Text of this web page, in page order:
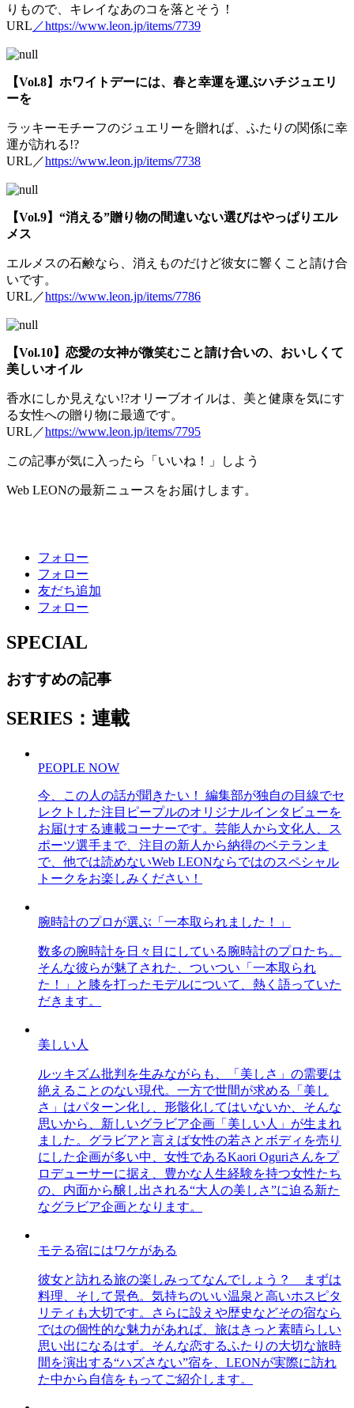
りもので、キレイなあのコを落とそう！
URL ／https://www.leon.jp/items/7739
【Vol.8】ホワイトデーには、春と幸運を運ぶハチジュエリ
ーを
ラッキーモチーフのジュエリーを贈れば、ふたりの関係に幸
運が訪れる!?
URL／https://www.leon.jp/items/7738
【Vol.9】“消える”贈り物の間違いない選びはやっぱりエル
メス
エルメスの石鹸なら、消えものだけど彼女に響くこと請け合
いです。
URL／https://www.leon.jp/items/7786
【Vol.10】恋愛の女神が微笑むこと請け合いの、おいしくて
美しいオイル
香水にしか見えない!?オリーブオイルは、美と健康を気にす
る女性への贈り物に最適です。
URL／https://www.leon.jp/items/7795
この記事が気に入ったら「いいね！」しよう
Web LEONの最新ニュースをお届けします。
フォロー
フォロー
友だち追加
フォロー
SPECIAL
おすすめの記事
SERIES：連載
PEOPLE NOW
今、この人の話が聞きたい！ 編集部が独自の目線でセ
レクトした注目ピープルのオリジナルインタビューを
お届けする連載コーナーです。芸能人から文化人、ス
ポーツ選手まで、注目の新人から納得のベテランま
で、他では読めないWeb LEONならではのスペシャル
トークをお楽しみください！
腕時計のプロが選ぶ「一本取られました！」
数多の腕時計を日々目にしている腕時計のプロたち。
そんな彼らが魅了された、ついつい「一本取られ
た！」と膝を打ったモデルについて、熱く語っていた
だきます。
美しい人
ルッキズム批判を生みながらも、「美しさ」の需要は
絶えることのない現代。一方で世間が求める「美し
さ」はパターン化し、形骸化してはいないか、そんな
思いから、新しいグラビア企画「美しい人」が生まれ
ました。グラビアと言えば女性の若さとボディを売り
にした企画が多い中、女性であるKaori Oguriさんをプ
ロデューサーに据え、豊かな人生経験を持つ女性たち
の、内面から醸し出される“大人の美しさ”に迫る新た
なグラビア企画となります。
モテる宿にはワケがある
彼女と訪れる旅の楽しみってなんでしょう？ まずは
料理、そして景色。気持ちのいい温泉と高いホスピタ
リティも大切です。さらに設えや歴史などその宿なら
ではの個性的な魅力があれば、旅はきっと素晴らしい
思い出になるはず。そんな恋するふたりの大切な旅時
間を演出する“ハズさない”宿を、LEONが実際に訪れ
た中から自信をもってご紹介します。